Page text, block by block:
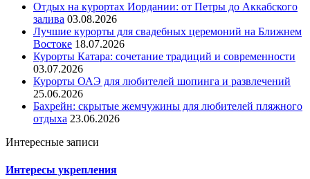
Отдых на курортах Иордании: от Петры до Аккабского
залива 03.08.2026
Лучшие курорты для свадебных церемоний на Ближнем
Востоке 18.07.2026
Курорты Катара: сочетание традиций и современности
03.07.2026
Курорты ОАЭ для любителей шопинга и развлечений
25.06.2026
Бахрейн: скрытые жемчужины для любителей пляжного
отдыха 23.06.2026
Интересные записи
Интересы укрепления